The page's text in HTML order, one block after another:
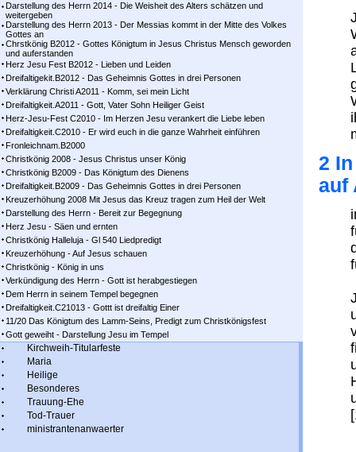
Darstellung des Herrn 2014 - Die Weisheit des Alters schätzen und
weitergeben
Darstellung des Herrn 2013 - Der Messias kommt in der Mitte des Volkes
Gottes an
Chrstkönig B2012 - Gottes Königtum in Jesus Christus Mensch geworden
und auferstanden
Herz Jesu Fest B2012 - Lieben und Leiden
Dreifaltigekit.B2012 - Das Geheimnis Gottes in drei Personen
Verklärung Christi A2011 - Komm, sei mein Licht
Dreifaltigkeit.A2011 - Gott, Vater Sohn Heiliger Geist
Herz-Jesu-Fest C2010 - Im Herzen Jesu verankert die Liebe leben
Dreifaltigkeit.C2010 - Er wird euch in die ganze Wahrheit einführen
Fronleichnam.B2000
Christkönig 2008 - Jesus Christus unser König
Christkönig B2009 - Das Königtum des Dienens
Dreifaltigkeit.B2009 - Das Geheimnis Gottes in drei Personen
Kreuzerhöhung 2008 Mit Jesus das Kreuz tragen zum Heil der Welt
Darstellung des Herrn - Bereit zur Begegnung
Herz Jesu - Säen und ernten
Christkönig Halleluja - Gl 540 Liedpredigt
Kreuzerhöhung - Auf Jesus schauen
Christkönig - König in uns
Verkündigung des Herrn - Gott ist herabgestiegen
Dem Herrn in seinem Tempel begegnen
Dreifaltigkeit.C21013 - Gottt ist dreifaltig Einer
11/20 Das Königtum des Lamm-Seins, Predigt zum Christkönigsfest
Gott geweiht - Darstellung Jesu im Tempel
Kirchweih-Titularfeste
Maria
Heilige
Besonderes
Trauung-Ehe
Tod-Trauer
ministrantenanwaerter
2
auf